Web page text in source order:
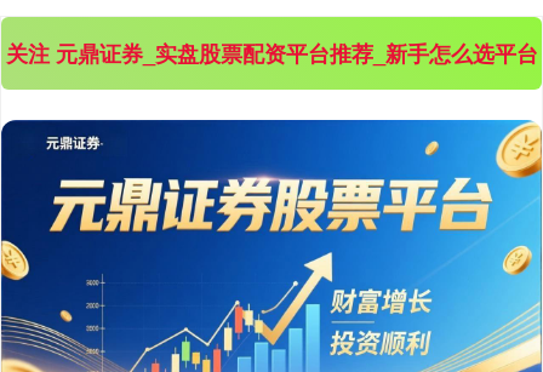
深证成指 14311.01 +200.89 +1.42%
沪深300 4694.44 +43.13 +0.93%
关注 元鼎证券_实盘股票配资平台推荐_新手怎么选平台